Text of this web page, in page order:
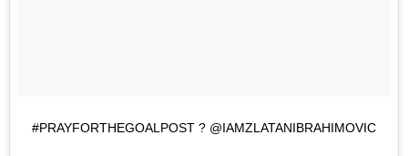
#PRAYFORTHEGOALPOST ? @IAMZLATANIBRAHIMOVIC